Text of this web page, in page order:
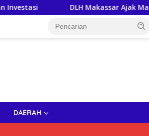
DLH Makassar Ajak Masyarakat
DAERAH